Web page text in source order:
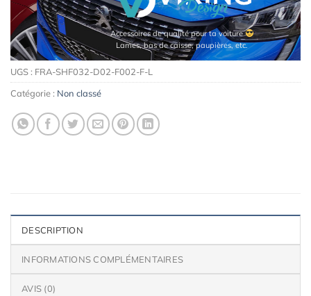
Accessoires de qualité pour ta voiture
Lames, bas de caisse, paupières, etc.
UGS : FRA-SHF032-D02-F002-F-L
Catégorie : Non classé
DESCRIPTION
INFORMATIONS COMPLÉMENTAIRES
AVIS (0)